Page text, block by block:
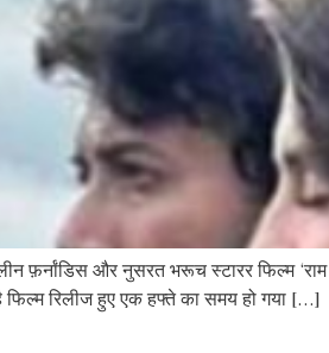
फ़र्नांडिस और नुसरत भरूच स्टारर फिल्म
फिल्म रिलीज हुए एक हफ्ते का समय हो गया […]